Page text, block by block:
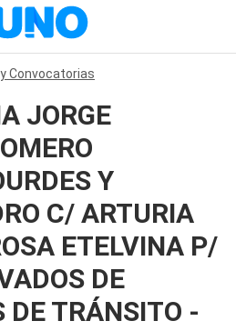
Convocatorias
JORGE
Y
C/ ARTURIA
ETELVINA P/
DE
DE TRÁNSITO -